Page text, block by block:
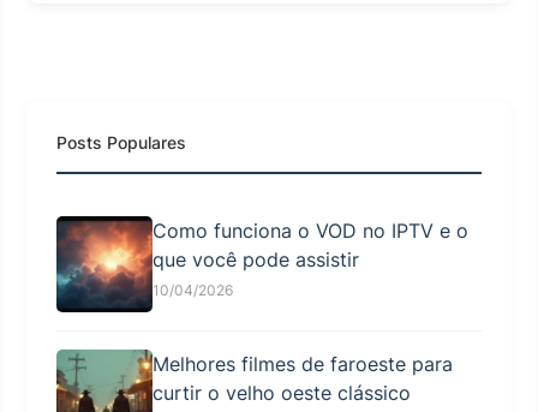
Posts Populares
Como funciona o VOD no IPTV e o
que você pode assistir
10/04/2026
Melhores filmes de faroeste para
curtir o velho oeste clássico